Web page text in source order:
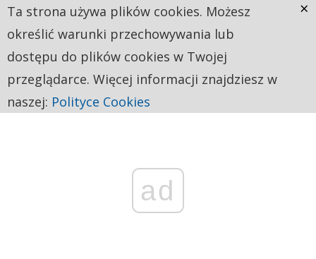
ad
Ta strona używa plików cookies. Możesz
określić warunki przechowywania lub
dostępu do plików cookies w Twojej
przeglądarce. Więcej informacji znajdziesz w
naszej: Polityce Cookies
×